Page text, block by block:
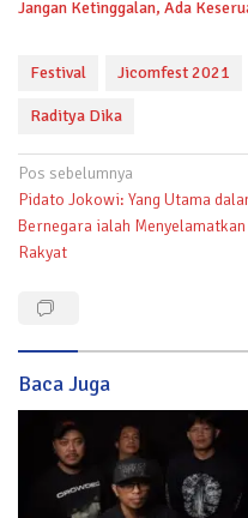
Jangan Ketinggalan, Ada
Festival Jicomfest 2021
Raditya Dika
Navigasi
pos
Pos sebelumnya
Pidato Jokowi: Yang Utama
Bernegara ialah Menyelamatkan
Rakyat
Baca Juga